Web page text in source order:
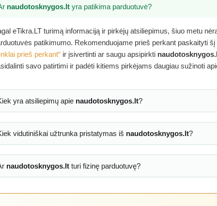
naudotosknygos.lt yra patikima parduotuvė?
eTikra.LT turimą informaciją ir pirkėjų atsiliepimus, šiuo metu
patikimumo. Rekomenduojame prieš perkant paskaityti šį
prieš perkant“ ir įsivertinti ar saugu apsipirkti
savo patirtimi ir padėti kitiems pirkėjams daugiau sužinoti
yra atsiliepimų apie naudotosknygos.lt?
vidutiniškai užtrunka pristatymas iš naudotosknygos.lt?
naudotosknygos.ltturi fizinę parduotuvę?